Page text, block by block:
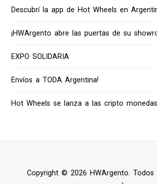
Descubrí la app de Hot Wheels en
¡HWArgento abre las puertas de su
EXPO SOLIDARIA
Envíos a TODA Argentina!
Hot Wheels se lanza a las cripto monedas
Copyright © 2026 HWArgento. Todos